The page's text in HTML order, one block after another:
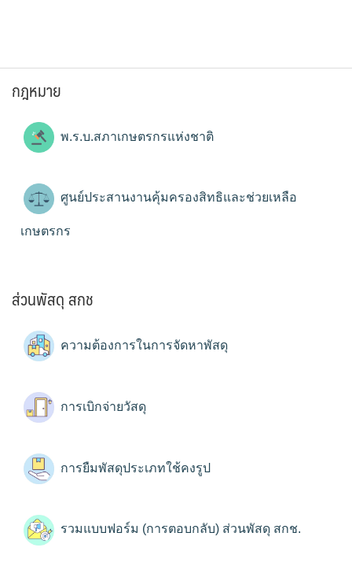
กฎหมาย
พ.ร.บ.สภาเกษตรกรแห่งชาติ
ศูนย์ประสานงานคุ้มครองสิทธิและช่วยเหลือ
เกษตรกร
ส่วนพัสดุ สกช
ความต้องการในการจัดหาพัสดุ
การเบิกจ่ายวัสดุ
การยืมพัสดุประเภทใช้คงรูป
รวมแบบฟอร์ม (การตอบกลับ) ส่วนพัสดุ สกช.